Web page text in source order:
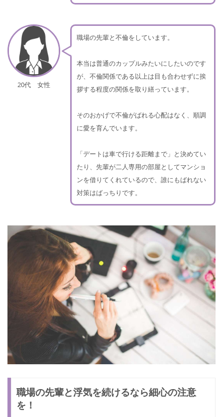
20代 女性
職場の先輩と不倫をしています。
本当は普通のカップルみたいにしたいのです
が、不倫関係である以上は目も合わせずに挨
拶する程度の関係を取り繕っています。
そのおかげで不倫がばれる心配はなく、順調
に愛を育んでいます。
「デートは車で行ける距離まで」と決めてい
たり、先輩が二人専用の部屋としてマンショ
ンを借りてくれているので、誰にもばれない
対策はばっちりです。
職場の先輩と浮気を続けるなら細心の注意
を！